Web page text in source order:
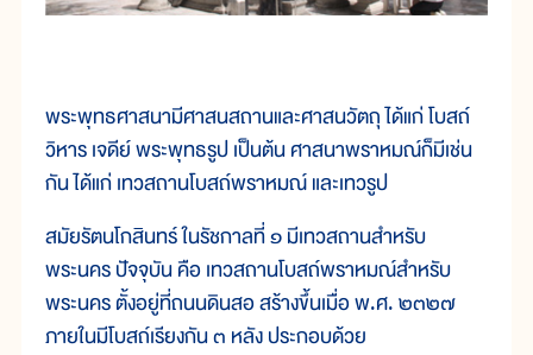
พระพุทธศาสนามีศาสนสถานและศาสนวัตถุ ได้แก่ โบสถ์
วิหาร เจดีย์ พระพุทธรูป เป็นต้น ศาสนาพราหมณ์ก็มีเช่น
กัน ได้แก่ เทวสถานโบสถ์พราหมณ์ และเทวรูป
สมัยรัตนโกสินทร์ ในรัชกาลที่ ๑ มีเทวสถานสำหรับ
พระนคร ปัจจุบัน คือ เทวสถานโบสถ์พราหมณ์สำหรับ
พระนคร ตั้งอยู่ที่ถนนดินสอ สร้างขึ้นเมื่อ พ.ศ. ๒๓๒๗
ภายในมีโบสถ์เรียงกัน ๓ หลัง ประกอบด้วย